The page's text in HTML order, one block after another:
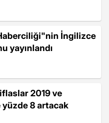
İngilizce
yayınlandı
2019 ve
yüzde 8 artacak